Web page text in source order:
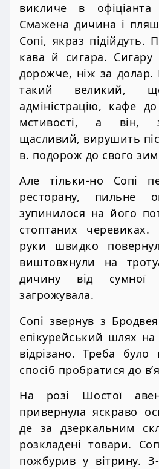
викличе в офіціанта
Смажена дичина і
Сопі, якраз підійдуть.
кава й сигара.
дорожче, ніж за долар.
такий великий,
адміністрацію, кафе
мстивості, а він,
щасливий, вирушить
в. подорож до свого
Але тільки-но Сопі
ресторану, пильне
зупинилося на його
стоптаних черевиках.
руки швидко
виштовхнули на
дичину від
загрожувала.
Сопі звернув з
епікурейський шлях
відрізано. Треба було
спосіб пробратися до
На розі Шостої
привернула яскраво
де за дзеркальним
розкладені товари.
пожбурив у вітрину.